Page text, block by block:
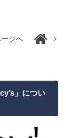
ージへ
」につい